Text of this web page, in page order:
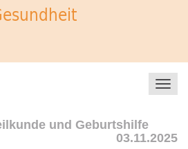
und Geburtshilfe
03.11.2025